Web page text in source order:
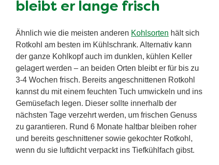
bleibt er lange frisch
Ähnlich wie die meisten anderen Kohlsorten hält sich
Rotkohl am besten im Kühlschrank. Alternativ kann
der ganze Kohlkopf auch im dunklen, kühlen Keller
gelagert werden – an beiden Orten bleibt er für bis zu
3-4 Wochen frisch. Bereits angeschnittenen Rotkohl
kannst du mit einem feuchten Tuch umwickeln und ins
Gemüsefach legen. Dieser sollte innerhalb der
nächsten Tage verzehrt werden, um frischen Genuss
zu garantieren. Rund 6 Monate haltbar bleiben roher
und bereits geschnittener sowie gekochter Rotkohl,
wenn du sie luftdicht verpackt ins Tiefkühlfach gibst.